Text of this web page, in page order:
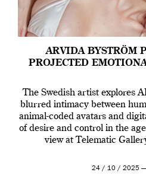
ARVIDA BYSTRÖM
PROJECTED
The Swedish artist explores
blurred intimacy between
animal-coded avatars and
of desire and control in the
view at Telematic
24 / 10 / 2025